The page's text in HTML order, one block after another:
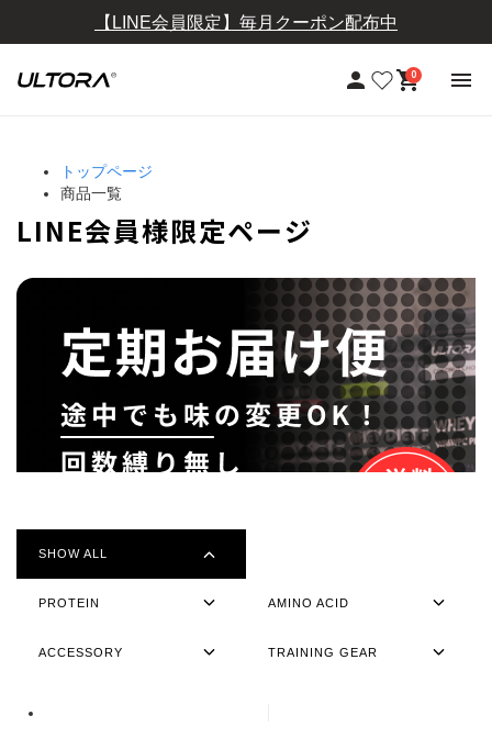
トップページ
商品一覧
LINE会員様限定ページ
SHOW ALL
PROTEIN AMINO ACID
ACCESSORY TRAINING GEAR
【LINE会員限定】毎月クーポン配布中
0